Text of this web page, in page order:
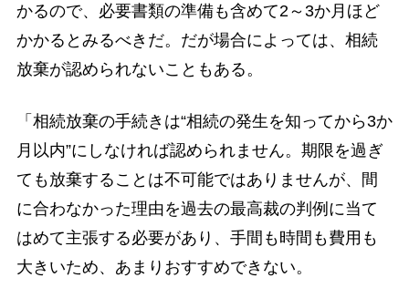
かるので、必要書類の準備も含めて2～3か月ほど
かかるとみるべきだ。だが場合によっては、相続
放棄が認められないこともある。
「相続放棄の手続きは“相続の発生を知ってから3か
月以内”にしなければ認められません。期限を過ぎ
ても放棄することは不可能ではありませんが、間
に合わなかった理由を過去の最高裁の判例に当て
はめて主張する必要があり、手間も時間も費用も
大きいため、あまりおすすめできない。